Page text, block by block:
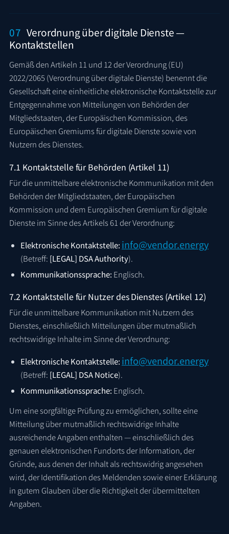
07 Verordnung über digitale Dienste —
Kontaktstellen
Gemäß den Artikeln 11 und 12 der Verordnung (EU)
2022/2065 (Verordnung über digitale Dienste) benennt die
Gesellschaft eine einheitliche elektronische Kontaktstelle zur
Entgegennahme von Mitteilungen von Behörden der
Mitgliedstaaten, der Europäischen Kommission, des
Europäischen Gremiums für digitale Dienste sowie von
Nutzern des Dienstes.
7.1 Kontaktstelle für Behörden (Artikel 11)
Für die unmittelbare elektronische Kommunikation mit den
Behörden der Mitgliedstaaten, der Europäischen
Kommission und dem Europäischen Gremium für digitale
Dienste im Sinne des Artikels 61 der Verordnung:
Elektronische Kontaktstelle: info@vendor.energy
(Betreff: [LEGAL] DSA Authority).
Kommunikationssprache: Englisch.
7.2 Kontaktstelle für Nutzer des Dienstes (Artikel 12)
Für die unmittelbare Kommunikation mit Nutzern des
Dienstes, einschließlich Mitteilungen über mutmaßlich
rechtswidrige Inhalte im Sinne der Verordnung:
Elektronische Kontaktstelle: info@vendor.energy
(Betreff: [LEGAL] DSA Notice).
Kommunikationssprache: Englisch.
Um eine sorgfältige Prüfung zu ermöglichen, sollte eine
Mitteilung über mutmaßlich rechtswidrige Inhalte
ausreichende Angaben enthalten — einschließlich des
genauen elektronischen Fundorts der Information, der
Gründe, aus denen der Inhalt als rechtswidrig angesehen
wird, der Identifikation des Meldenden sowie einer Erklärung
in gutem Glauben über die Richtigkeit der übermittelten
Angaben.